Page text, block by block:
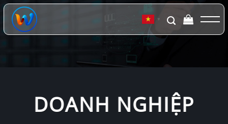
Chuyển
đến
dung
▼
DOANH NGHIỆP